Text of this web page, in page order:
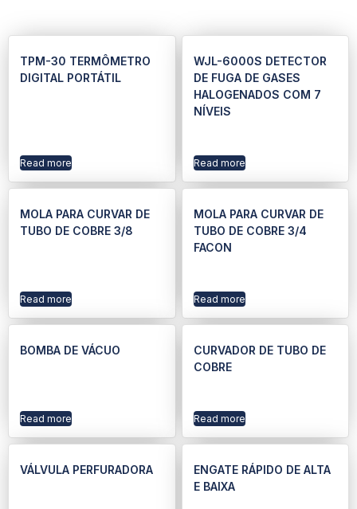
TPM-30 TERMÔMETRO
DIGITAL PORTÁTIL
Read more
WJL-6000S DETECTOR
DE FUGA DE GASES
HALOGENADOS COM 7
NÍVEIS
Read more
MOLA PARA CURVAR DE
TUBO DE COBRE 3/8
Read more
MOLA PARA CURVAR DE
TUBO DE COBRE 3/4
FACON
Read more
BOMBA DE VÁCUO
Read more
CURVADOR DE TUBO DE
COBRE
Read more
VÁLVULA PERFURADORA
ENGATE RÁPIDO DE ALTA
E BAIXA